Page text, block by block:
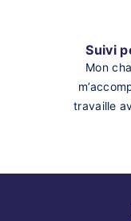
Suivi
Mon
travaille